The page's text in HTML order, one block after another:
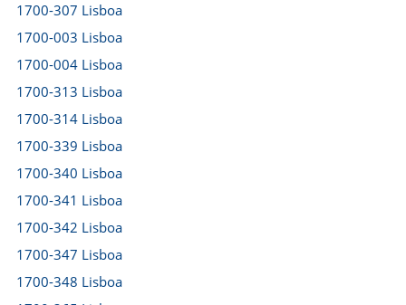
1700-307 Lisboa
1700-003 Lisboa
1700-004 Lisboa
1700-313 Lisboa
1700-314 Lisboa
1700-339 Lisboa
1700-340 Lisboa
1700-341 Lisboa
1700-342 Lisboa
1700-347 Lisboa
1700-348 Lisboa